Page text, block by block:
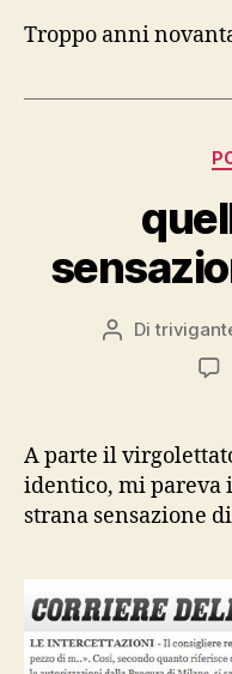
Troppo anni
Autore
Di
A parte il
identico, mi pareva
strana sensazione di